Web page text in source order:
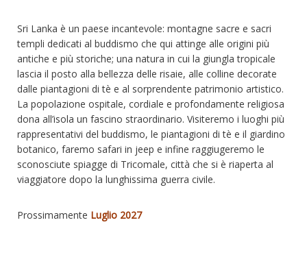
Sri Lanka è un paese incantevole: montagne sacre e sacri
templi dedicati al buddismo che qui attinge alle origini più
antiche e più storiche; una natura in cui la giungla tropicale
lascia il posto alla bellezza delle risaie, alle colline decorate
dalle piantagioni di tè e al sorprendente patrimonio artistico.
La popolazione ospitale, cordiale e profondamente religiosa
dona all’isola un fascino straordinario. Visiteremo i luoghi più
rappresentativi del buddismo, le piantagioni di tè e il giardino
botanico, faremo safari in jeep e infine raggiugeremo le
sconosciute spiagge di Tricomale, città che si è riaperta al
viaggiatore dopo la lunghissima guerra civile.
Prossimamente Luglio 2027